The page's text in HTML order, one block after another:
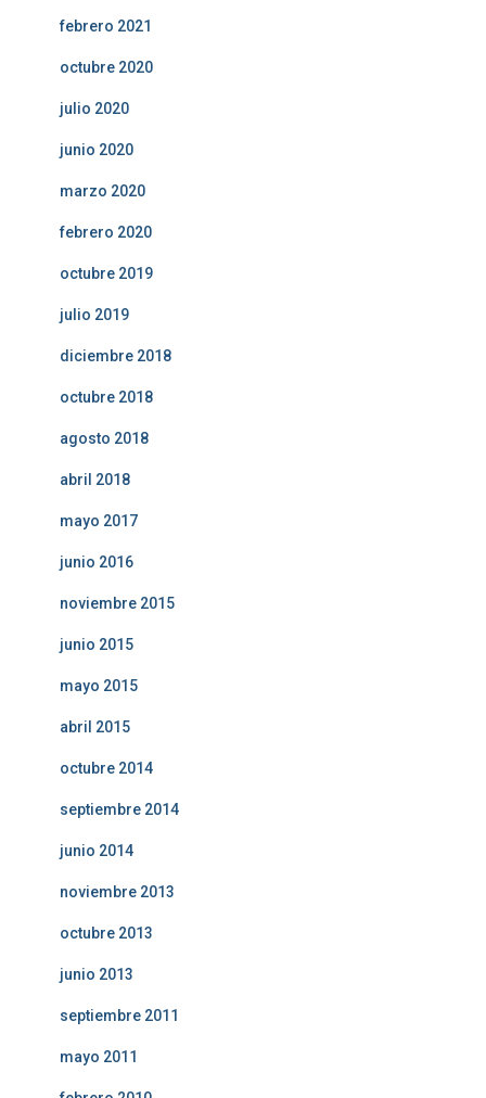
febrero 2021
octubre 2020
julio 2020
junio 2020
marzo 2020
febrero 2020
octubre 2019
julio 2019
diciembre 2018
octubre 2018
agosto 2018
abril 2018
mayo 2017
junio 2016
noviembre 2015
junio 2015
mayo 2015
abril 2015
octubre 2014
septiembre 2014
junio 2014
noviembre 2013
octubre 2013
junio 2013
septiembre 2011
mayo 2011